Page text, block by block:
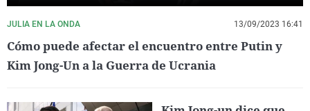
JULIA EN LA ONDA 13/09/2023 16:41
Cómo puede afectar el encuentro entre Putin y
Kim Jong-Un a la Guerra de Ucrania